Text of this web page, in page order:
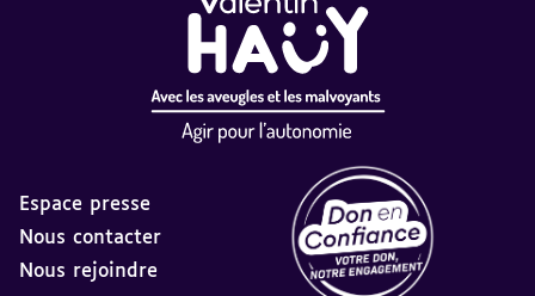
Espace presse
Nous contacter
Nous rejoindre